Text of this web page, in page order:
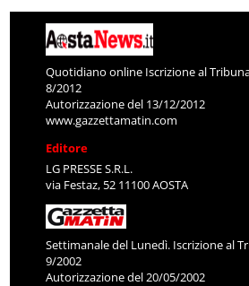
Quotidiano online Iscrizione al
8/2012
Autorizzazione del 13/12/2012
www.gazzettamatin.com
Editore
LG PRESSE S.R.L.
via Festaz, 52 11100 AOSTA
Settimanale del Lunedì. Iscrizione al
9/2002
Autorizzazione del 20/05/2002